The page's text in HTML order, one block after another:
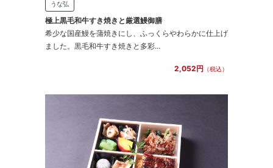
うな弘
極上黒毛和牛すき焼きと厳選鰻御膳
希少な国産鰻を蒲焼きにし、ふっくらやわらかに仕上げ
ました。黒毛和牛すき焼きと多彩...
2,052円 （税込）